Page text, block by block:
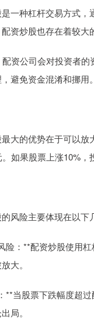
一种杠杆交易方式
资炒股也存在着较大
资公司会对投资者
避免资金混淆和挪用。
大的优势在于可以
如果股票上涨10%，
风险主要体现在以下
险：**配资炒股使用
大。
**当股票下跌幅度超
局。